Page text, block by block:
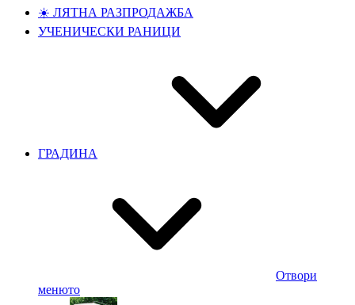
☀️ ЛЯТНА РАЗПРОДАЖБА
УЧЕНИЧЕСКИ РАНИЦИ
ГРАДИНА
Отвори
менюто